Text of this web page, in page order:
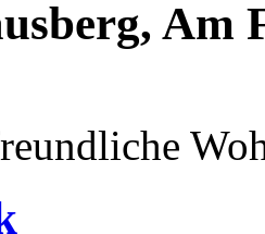
Am